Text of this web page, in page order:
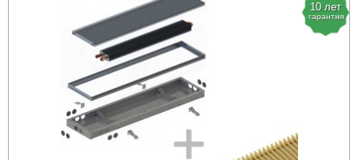
10 лет
гарантия